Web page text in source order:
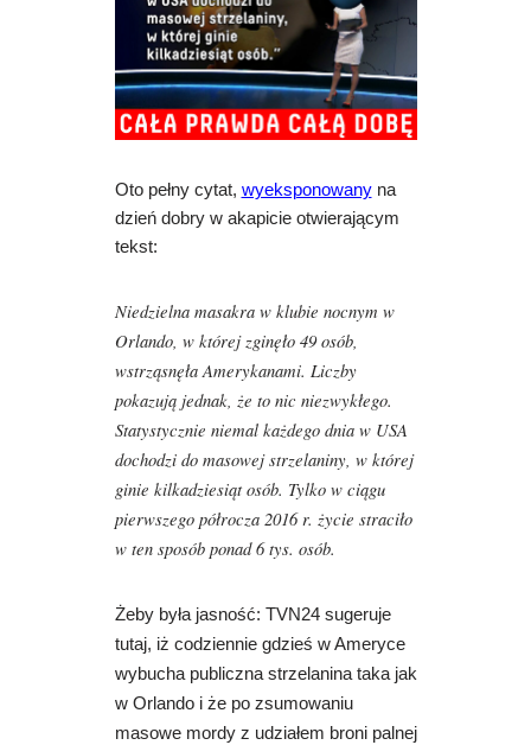
Oto pełny cytat, wyeksponowanyna
dzień dobry w akapicie otwierającym
tekst:
Niedzielna masakra w klubie nocnym w
Orlando, w której zginęło 49 osób,
wstrząsnęła Amerykanami. Liczby
pokazują jednak, że to nic niezwykłego.
Statystycznie niemal każdego dnia w USA
dochodzi do masowej strzelaniny, w której
ginie kilkadziesiąt osób. Tylko w ciągu
pierwszego półrocza 2016 r. życie straciło
w ten sposób ponad 6 tys. osób.
Żeby była jasność: TVN24 sugeruje
tutaj, iż codziennie gdzieś w Ameryce
wybucha publiczna strzelanina taka jak
w Orlando i że po zsumowaniu
masowe mordy z udziałem broni palnej